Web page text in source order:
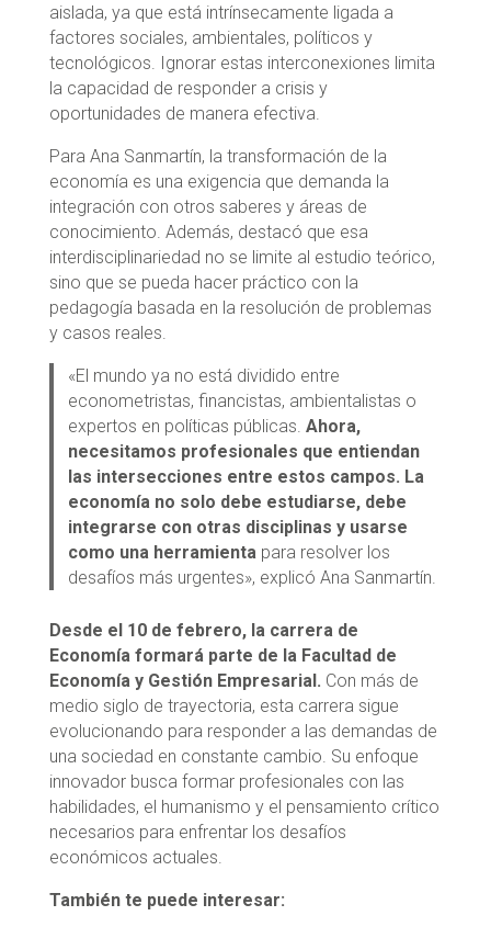
aislada, ya que está intrínsecamente ligada a
factores sociales, ambientales, políticos y
tecnológicos. Ignorar estas interconexiones limita
la capacidad de responder a crisis y
oportunidades de manera efectiva.
Para Ana Sanmartín, la transformación de la
economía es una exigencia que demanda la
integración con otros saberes y áreas de
conocimiento. Además, destacó que esa
interdisciplinariedad no se limite al estudio teórico,
sino que se pueda hacer práctico con la
pedagogía basada en la resolución de problemas
y casos reales.
«El mundo ya no está dividido entre
econometristas, financistas, ambientalistas o
expertos en políticas públicas.Ahora,
necesitamos profesionales que entiendan
las intersecciones entre estos campos. La
economía no solo debe estudiarse, debe
integrarse con otras disciplinas y usarse
como una herramienta para resolver los
desafíos más urgentes», explicó Ana Sanmartín.
Desde el 10 de febrero, la carrera de
Economía formará parte de la Facultad de
Economía y Gestión Empresarial. Con más de
medio siglo de trayectoria, esta carrera sigue
evolucionando para responder a las demandas de
una sociedad en constante cambio. Su enfoque
innovador busca formar profesionales con las
habilidades, el humanismo y el pensamiento crítico
necesarios para enfrentar los desafíos
económicos actuales.
También te puede interesar: